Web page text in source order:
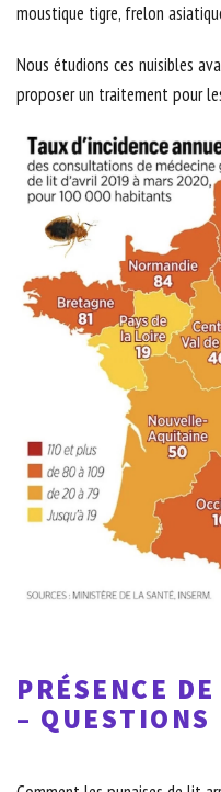
moustique tigre, frelon
Nous étudions ces nuisibles
proposer un traitement pour
PRÉSENCE
– QUESTIONS